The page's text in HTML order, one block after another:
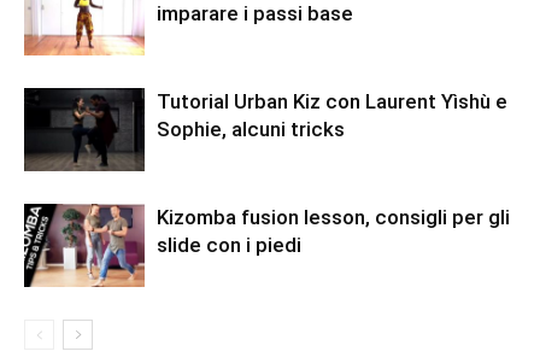
imparare i passi base
Tutorial Urban Kiz con Laurent Yìshù e
Sophie, alcuni tricks
Kizomba fusion lesson, consigli per gli
slide con i piedi